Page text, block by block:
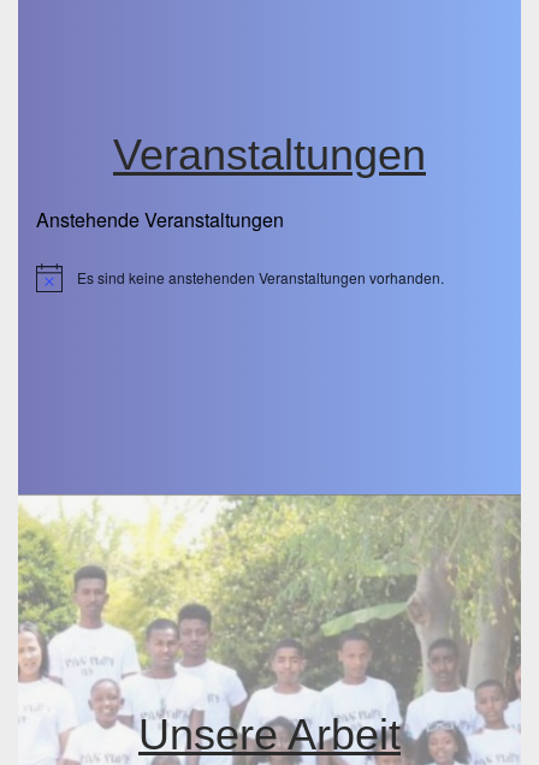
Veranstaltungen
Anstehende Veranstaltungen
Es sind keine anstehenden Veranstaltungen vorhanden.
Unsere Arbeit